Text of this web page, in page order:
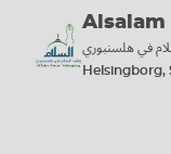
في هلسنبوري
Helsingborg,